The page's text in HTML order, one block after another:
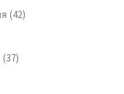
(42)
(37)